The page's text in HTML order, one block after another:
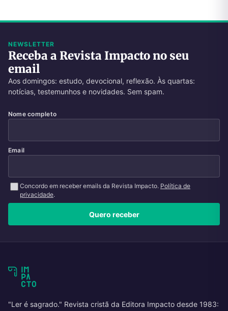
NEWSLETTER
Receba a Revista Impacto no seu
email
Aos domingos: estudo, devocional, reflexão. Às quartas:
notícias, testemunhos e novidades. Sem spam.
Nome completo
Email
Concordo em receber emails da Revista Impacto. Política de
privacidade.
Quero receber
"Ler é sagrado." Revista cristã da Editora Impacto desde 1983: